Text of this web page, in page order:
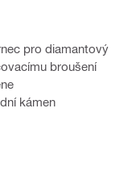
pro diamantový
broušení
kámen